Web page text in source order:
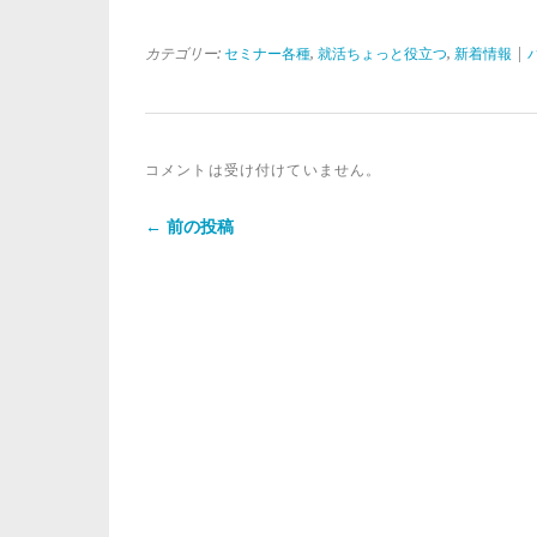
カテゴリー: セミナー各種, 就活ちょっと役立つ, 新着情報
コメントは受け付けていません。
← 前の投稿